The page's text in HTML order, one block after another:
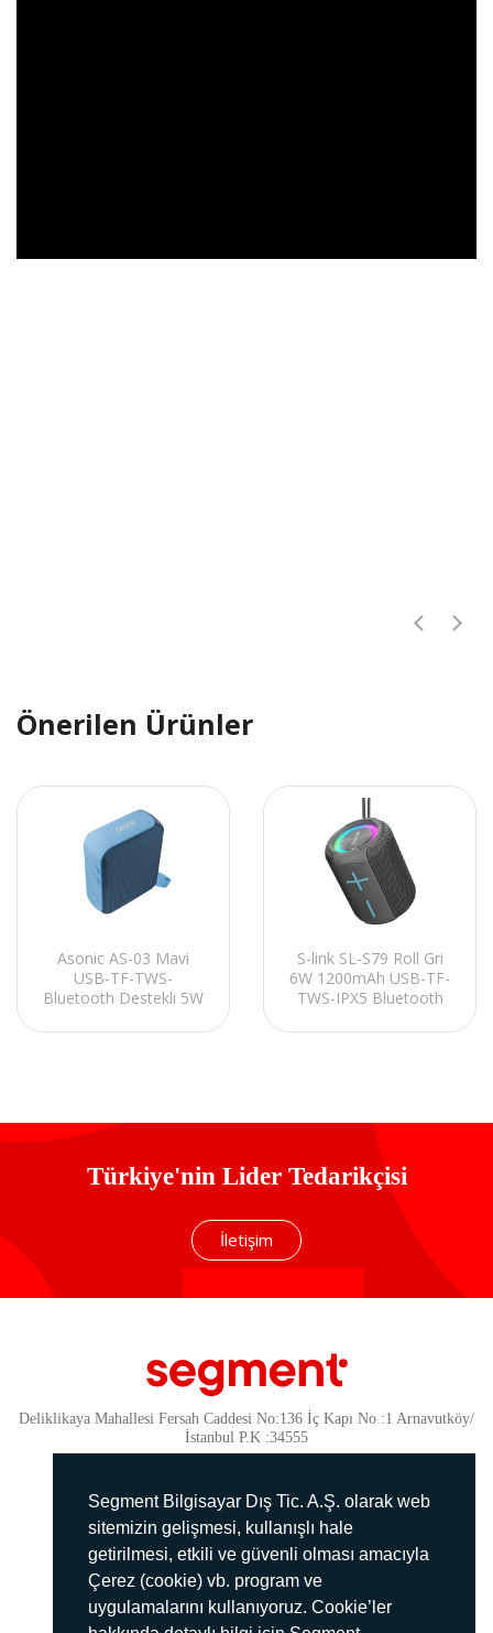
Segment Bilgisayar Dış Tic. A.Ş. olarak web
sitemizin gelişmesi, kullanışlı hale
getirilmesi, etkili ve güvenli olması amacıyla
Çerez (cookie) vb. program ve
uygulamalarını kullanıyoruz. Cookie’ler
Önerilen Ürünler
Asonic AS-03 Mavi
USB-TF-TWS-
Bluetooth Destekli 5W
Speaker
S-link SL-S79 Roll Gri
6W 1200mAh USB-TF-
TWS-IPX5 Bluetooth
Türkiye'nin Lider Tedarikçisi
İletişim
Deliklikaya Mahallesi Fersah Caddesi No:136 İç Kapı No :1 Arnavutköy/
İstanbul P.K :34555
Güvenlik
KVKK Politikamız
Gizlilik Politikamız
Aydınlatma Metni
İmha Politikası
444 78 99